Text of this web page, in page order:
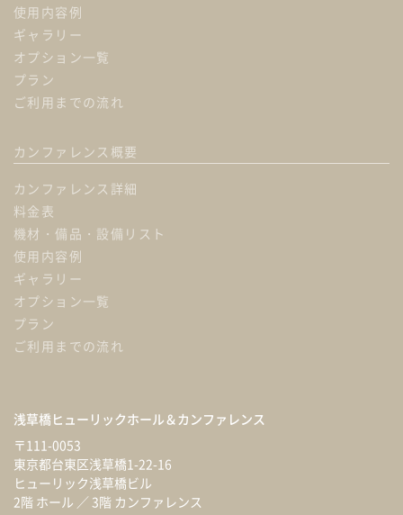
使用内容例
ギャラリー
オプション一覧
プラン
ご利用までの流れ
カンファレンス概要
カンファレンス詳細
料金表
機材・備品・設備リスト
使用内容例
ギャラリー
オプション一覧
プラン
ご利用までの流れ
浅草橋ヒューリックホール＆カンファレンス
〒111-0053
東京都台東区浅草橋1-22-16
ヒューリック浅草橋ビル
2階 ホール ／ 3階 カンファレンス